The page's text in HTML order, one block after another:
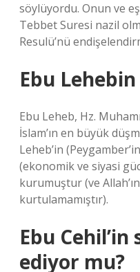
söylüyordu. Onun ve
Tebbet Suresi nazil
Resulü’nü
Ebu
Ebu Leheb, Hz.
İslam’ın en büyük
Leheb’in
(ekonomik ve siyasi
kurumuştur (ve
kurtulamamıştır).
Ebu
ediyor mu?